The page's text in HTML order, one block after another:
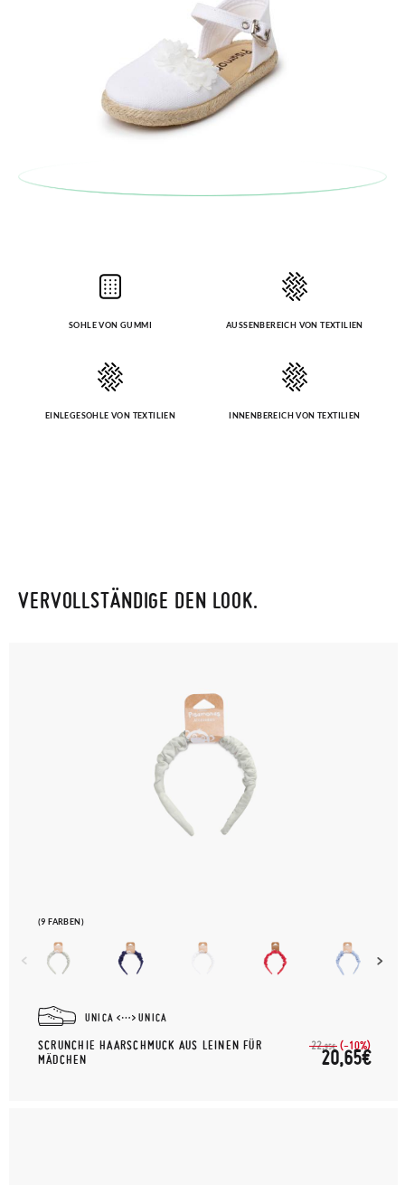
SOHLE VON GUMMI AUSSENBEREICH VON TEXTILIEN
EINLEGESOHLE VON TEXTILIEN INNENBEREICH VON TEXTILIEN
VERVOLLSTÄNDIGE DEN LOOK.
(9 FARBEN)
UNICA UNICA
SCRUNCHIE HAARSCHMUCK AUS LEINEN FÜR
MÄDCHEN
22,95€ (-10%)
20,65€